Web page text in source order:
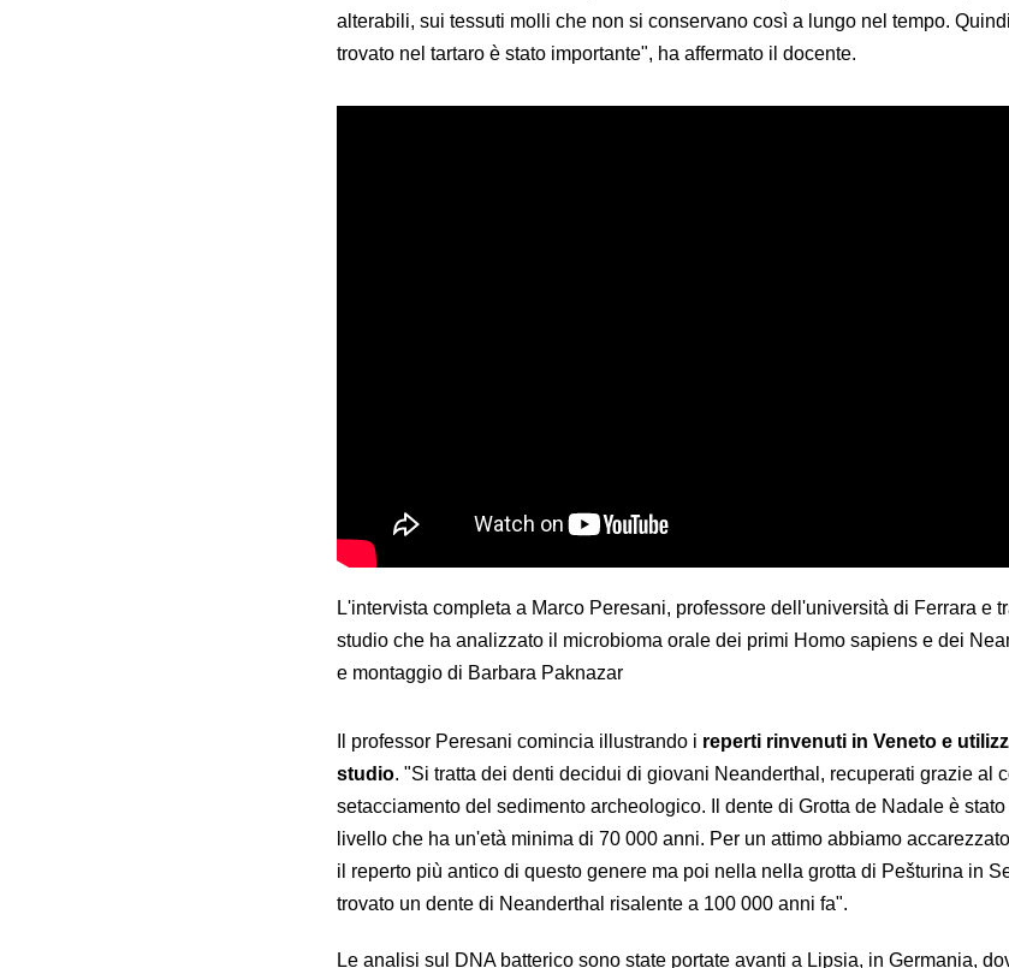
alterabili, sui tessuti molli che non si conservano così a lungo nel tempo.
trovato nel tartaro è stato importante", ha affermato il docente.
L'intervista completa a Marco Peresani, professore dell'università di Ferrara e
studio che ha analizzato il microbioma orale dei primi Homo sapiens e dei
e montaggio di Barbara Paknazar
Il professor Peresani comincia illustrando i reperti rinvenuti in Veneto e
studio. "Si tratta dei denti decidui di giovani Neanderthal, recuperati grazie al
setacciamento del sedimento archeologico. Il dente di Grotta de Nadale è
livello che ha un'età minima di 70 000 anni. Per un attimo abbiamo
il reperto più antico di questo genere ma poi nella nella grotta di Pešturina in
trovato un dente di Neanderthal risalente a 100 000 anni fa".
Le analisi sul DNA batterico sono state portate avanti a Lipsia, in Germania,